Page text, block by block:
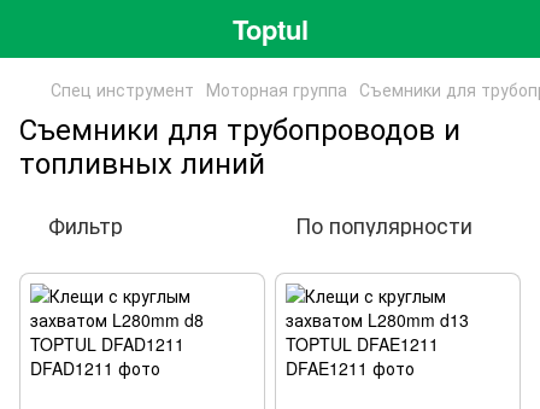
Toptul
Спец инструмент Моторная группа Съемники для
Съемники для трубопроводов и
топливных линий
Фильтр По популярности